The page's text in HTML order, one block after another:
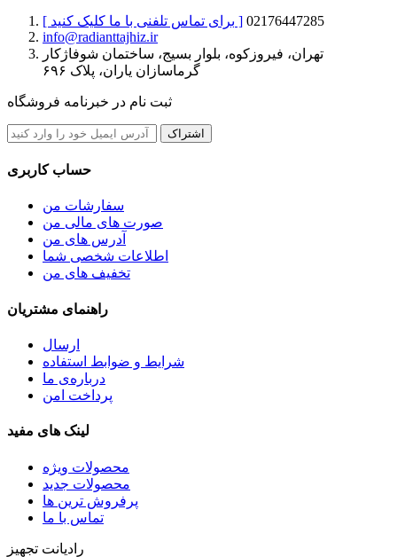
[ برای تماس تلفنی با ما کلیک کنید ] 02176447285
info@radianttajhiz.ir
تهران، فیروزکوه، بلوار بسیج، ساختمان شوفاژکار
گرماسازان یاران، پلاک ۶۹۶
ثبت نام در خبرنامه فروشگاه
اشتراک
حساب کاربری
سفارشات من
صورت های مالی من
آدرس های من
اطلاعات شخصی شما
تخفیف های من
راهنمای مشتریان
ارسال
شرایط و ضوابط استفاده
درباره‌ی ما
پرداخت امن
لینک های مفید
محصولات ویژه
محصولات جدید
پرفروش ترین‌ ها
تماس با ما
رادیانت تجهیز